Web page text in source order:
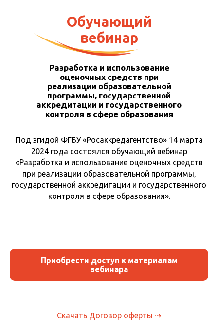
Разработка и использование
оценочных средств при
реализации образовательной
программы, государственной
аккредитации и государственного
контроля в сфере образования
Обучающий
вебинар
Под эгидой ФГБУ «Росаккредагентство» 14 марта
2024 года состоялся обучающий вебинар
«Разработка и использование оценочных средств
при реализации образовательной программы,
государственной аккредитации и государственного
контроля в сфере образования».
Приобрести доступ к материалам
вебинара
Скачать Договор оферты ⇢